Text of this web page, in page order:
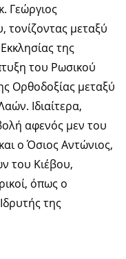
Γεώργιος
τονίζοντας μεταξύ
της
του Ρωσικού
Ορθοδοξίας μεταξύ
Ιδιαίτερα,
αφενός μεν του
ο Όσιος Αντώνιος,
του Κιέβου,
όπως ο
της